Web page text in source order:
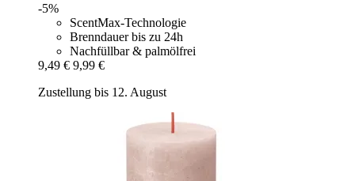
-5%
ScentMax-Technologie
Brenndauer bis zu 24h
Nachfüllbar & palmölfrei
9,49 € 9,99 €
Zustellung bis 12. August